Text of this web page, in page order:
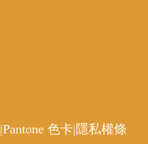
|Pantone 色卡| 隱私權條